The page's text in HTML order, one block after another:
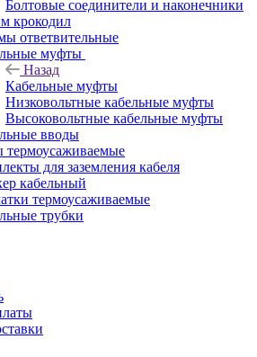
Болтовые соединители и наконечники
крокодил
ответвительные
муфты
Назад
Кабельные муфты
Низковольтные кабельные муфты
Высоковольтные кабельные муфты
вводы
термоусаживаемые
для заземления кабеля
кабельный
термоусаживаемые
трубки